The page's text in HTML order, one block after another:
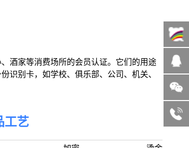
酒家等消费场所的会员认证。它们的用途
识别卡，如学校、俱乐部、公司、机关、
工艺